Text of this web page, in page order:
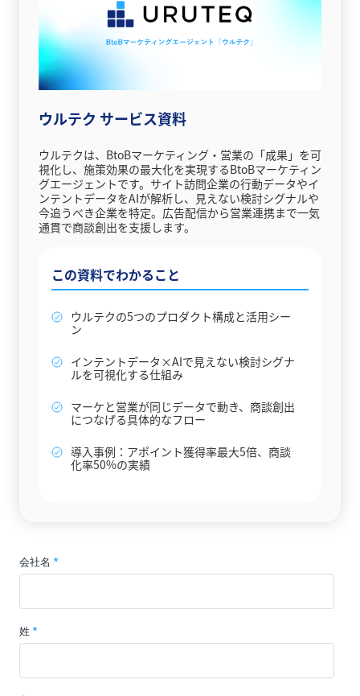
ウルテク サービス資料
ウルテクは、BtoBマーケティング・営業の「成果」を可
視化し、施策効果の最大化を実現するBtoBマーケティン
グエージェントです。サイト訪問企業の行動データやイ
ンテントデータをAIが解析し、見えない検討シグナルや
今追うべき企業を特定。広告配信から営業連携まで一気
通貫で商談創出を支援します。
この資料でわかること
ウルテクの5つのプロダクト構成と活用シー
ン
インテントデータ×AIで見えない検討シグナ
ルを可視化する仕組み
マーケと営業が同じデータで動き、商談創出
につなげる具体的なフロー
導入事例：アポイント獲得率最大5倍、商談
化率50%の実績